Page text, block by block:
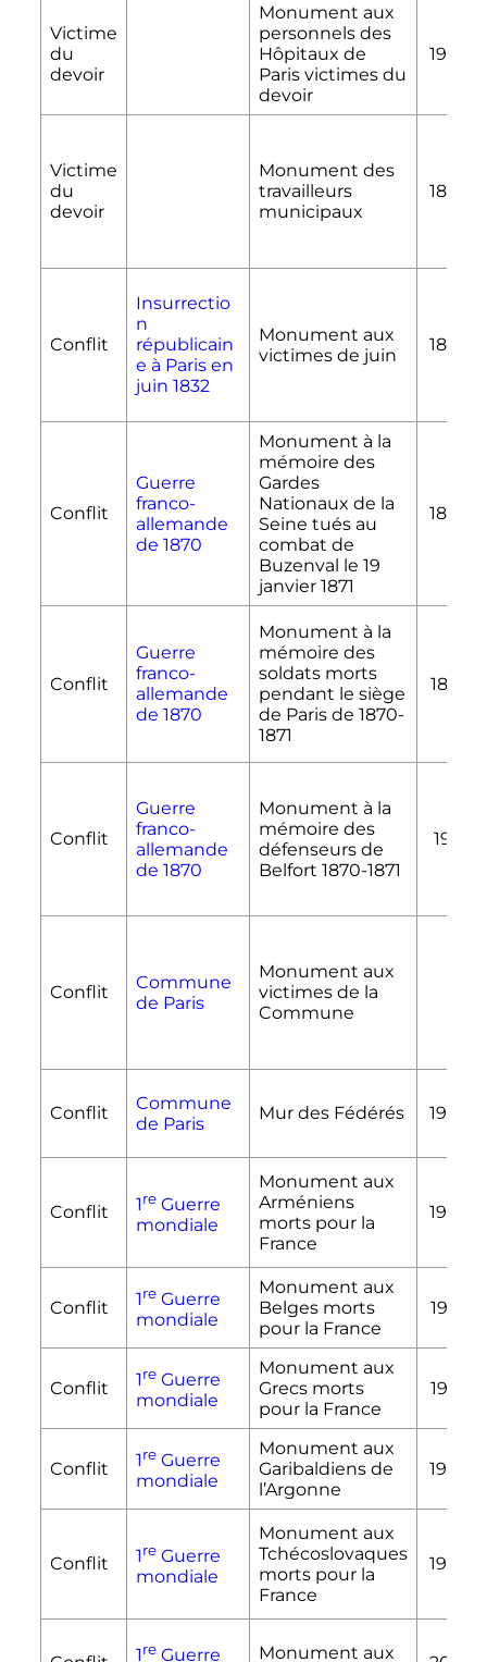
Victime
du
devoir
Monument aux
personnels des
Hôpitaux de
Paris victimes du
devoir
1903
Victime
du
devoir
Monument des
travailleurs
municipaux
1899
Conflit
Insurrectio
n
républicain
e à Paris en
juin 1832
Monument aux
victimes de juin
1836
Conflit
Guerre
franco-
allemande
de 1870
Monument à la
mémoire des
Gardes
Nationaux de la
Seine tués au
combat de
Buzenval le 19
janvier 1871
1879
Conflit
Guerre
franco-
allemande
de 1870
Monument à la
mémoire des
soldats morts
pendant le siège
de Paris de 1870-
1871
1877
Conflit
Guerre
franco-
allemande
de 1870
Monument à la
mémoire des
défenseurs de
Belfort 1870-1871
1911
Conflit
Commune
de Paris
Monument aux
victimes de la
Commune
Conflit
Commune
de Paris
Mur des Fédérés 1907
Conflit 1re Guerre
mondiale
Monument aux
Arméniens
morts pour la
France
1978
Conflit 1re Guerre
mondiale
Monument aux
Belges morts
pour la France
1922
Conflit 1re Guerre
mondiale
Monument aux
Grecs morts
pour la France
1953
Conflit 1re Guerre
mondiale
Monument aux
Garibaldiens de
l’Argonne
1934
Conflit 1re Guerre
mondiale
Monument aux
Tchécoslovaques
morts pour la
France
1934
1re Guerre Monument aux